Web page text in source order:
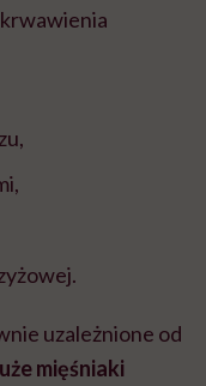
uzależnione od
mięśniaki